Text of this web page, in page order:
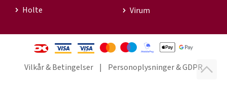
Holte
Virum
Vilkår & Betingelser Personoplysninger & GDPR